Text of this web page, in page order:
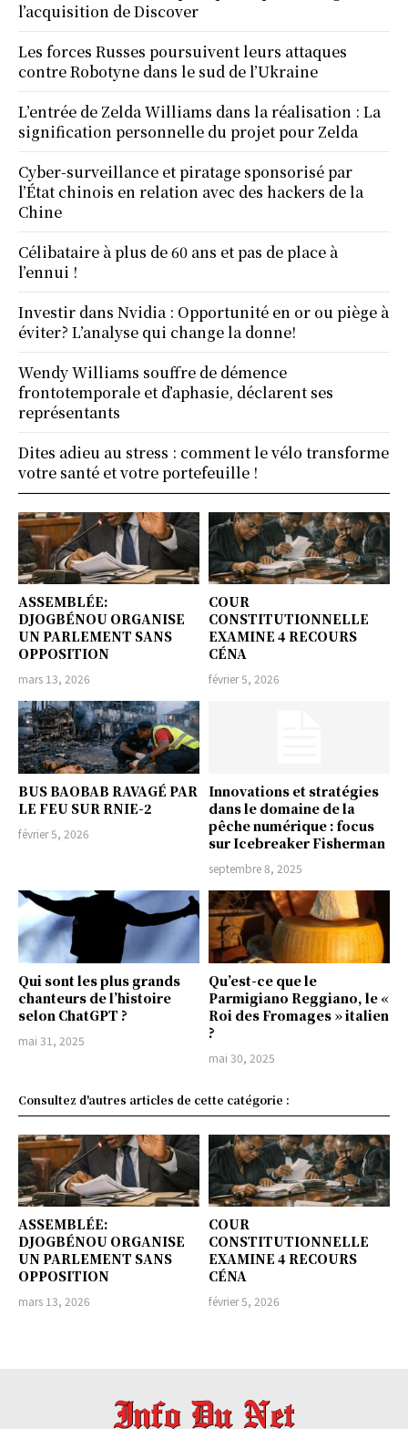
ASSEMBLÉE:
DJOGBÉNOU ORGANISE
UN PARLEMENT SANS
OPPOSITION
mars 13, 2026
COUR
CONSTITUTIONNELLE
EXAMINE 4 RECOURS
CÉNA
février 5, 2026
BUS BAOBAB RAVAGÉ PAR
LE FEU SUR RNIE-2
février 5, 2026
Innovations et stratégies
dans le domaine de la
pêche numérique : focus
sur Icebreaker Fisherman
septembre 8, 2025
Qui sont les plus grands
chanteurs de l’histoire
selon ChatGPT ?
mai 31, 2025
Qu’est-ce que le
Parmigiano Reggiano, le «
Roi des Fromages » italien
?
mai 30, 2025
Consultez d'autres articles de cette catégorie :
ASSEMBLÉE:
DJOGBÉNOU ORGANISE
UN PARLEMENT SANS
OPPOSITION
mars 13, 2026
COUR
CONSTITUTIONNELLE
EXAMINE 4 RECOURS
CÉNA
février 5, 2026
l’acquisition de Discover
Les forces Russes poursuivent leurs attaques
contre Robotyne dans le sud de l’Ukraine
L’entrée de Zelda Williams dans la réalisation : La
signification personnelle du projet pour Zelda
Cyber-surveillance et piratage sponsorisé par
l’État chinois en relation avec des hackers de la
Chine
Célibataire à plus de 60 ans et pas de place à
l’ennui !
Investir dans Nvidia : Opportunité en or ou piège à
éviter? L’analyse qui change la donne!
Wendy Williams souffre de démence
frontotemporale et d’aphasie, déclarent ses
représentants
Dites adieu au stress : comment le vélo transforme
votre santé et votre portefeuille !